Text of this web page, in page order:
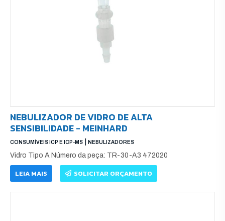
NEBULIZADOR DE VIDRO DE ALTA
SENSIBILIDADE - MEINHARD
CONSUMÍVEIS ICP E ICP-MS NEBULIZADORES
Vidro Tipo A Número da peça: TR-30-A3 472020
LEIA MAIS SOLICITAR ORÇAMENTO